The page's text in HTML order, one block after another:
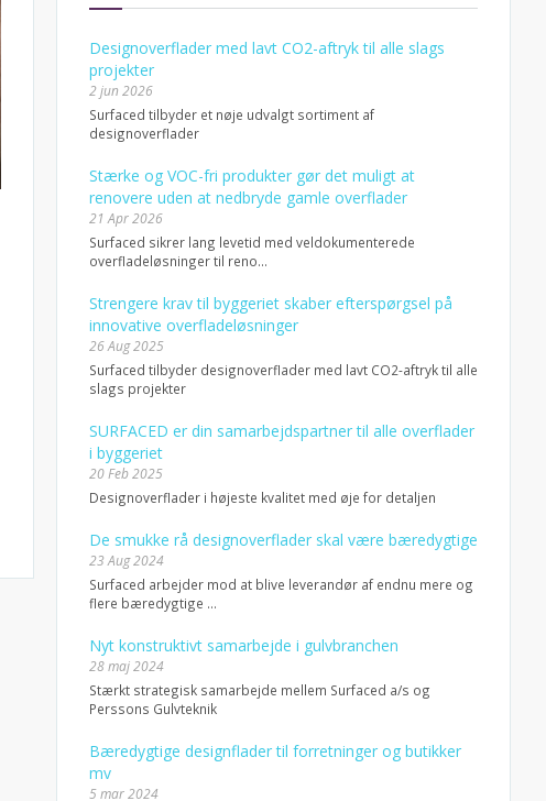
Designoverflader med lavt CO2-aftryk til alle slags
projekter
2 jun 2026
Surfaced tilbyder et nøje udvalgt sortiment af
designoverflader
Stærke og VOC-fri produkter gør det muligt at
renovere uden at nedbryde gamle overflader
21 Apr 2026
Surfaced sikrer lang levetid med veldokumenterede
overfladeløsninger til reno...
Strengere krav til byggeriet skaber efterspørgsel på
innovative overfladeløsninger
26 Aug 2025
Surfaced tilbyder designoverflader med lavt CO2-aftryk til alle
slags projekter
SURFACED er din samarbejdspartner til alle overflader
i byggeriet
20 Feb 2025
Designoverflader i højeste kvalitet med øje for detaljen
De smukke rå designoverflader skal være bæredygtige
23 Aug 2024
Surfaced arbejder mod at blive leverandør af endnu mere og
flere bæredygtige ...
Nyt konstruktivt samarbejde i gulvbranchen
28 maj 2024
Stærkt strategisk samarbejde mellem Surfaced a/s og
Perssons Gulvteknik
Bæredygtige designflader til forretninger og butikker
mv
5 mar 2024